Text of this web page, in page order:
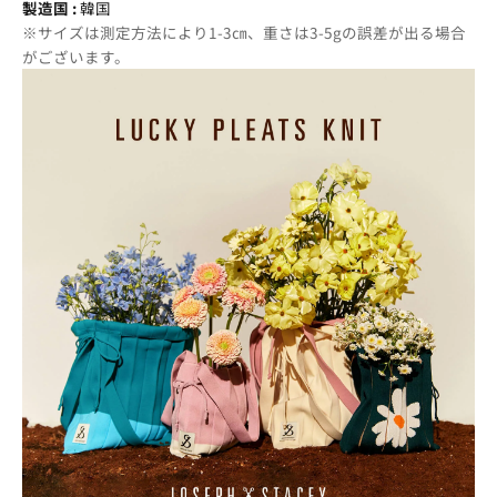
製造国 :韓国
※サイズは測定方法により1-3㎝、重さは3-5gの誤差が出る場合
がございます。